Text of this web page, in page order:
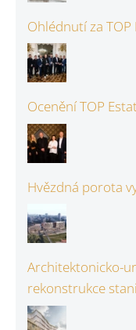
Ohlédnutí za TOP
Ocenění TOP
Hvězdná porota
Architektonicko-
rekonstrukce